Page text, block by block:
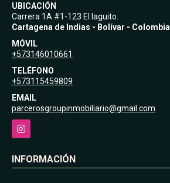
UBICACIÓN
Carrera 1A #1-123 El laguito.
Cartagena de Indias - Bolívar - Colombia
MÓVIL
+573146010661
TELÉFONO
+573115459809
EMAIL
parcerosgroupinmobiliario@gmail.com
Instagram
INFORMACIÓN